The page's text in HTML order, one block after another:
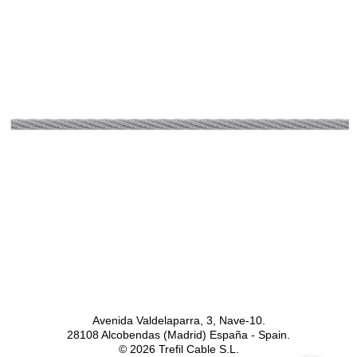
Avenida Valdelaparra, 3, Nave-10.
28108 Alcobendas (Madrid) España - Spain.
© 2026 Trefil Cable S.L.